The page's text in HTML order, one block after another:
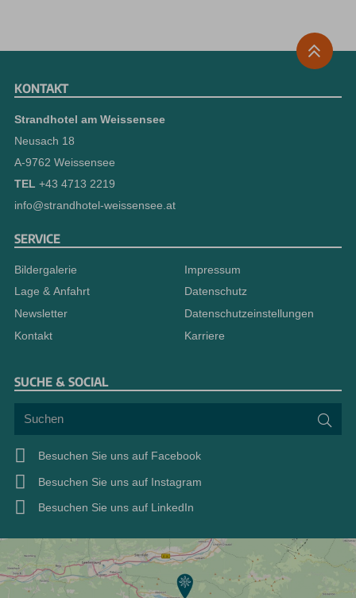
KONTAKT
Strandhotel am Weissensee
Neusach 18
A-9762 Weissensee
TEL +43 4713 2219
info@strandhotel-weissensee.at
SERVICE
Bildergalerie
Lage & Anfahrt
Newsletter
Kontakt
Impressum
Datenschutz
Datenschutzeinstellungen
Karriere
SUCHE & SOCIAL
Suchen
Besuchen Sie uns auf Facebook
Besuchen Sie uns auf Instagram
Besuchen Sie uns auf LinkedIn